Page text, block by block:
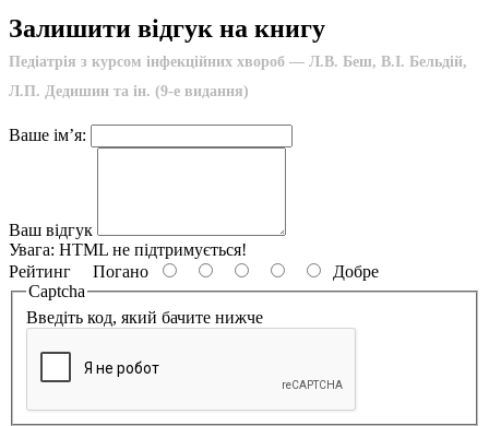
Залишити відгук на книгу
Педіатрія з курсом інфекційних хвороб — Л.В. Беш, В.I. Бельдій,
Л.П. Дедишин та ін. (9-е видання)
Ваше ім’я:
Ваш відгук
Увага: HTML не підтримується!
Рейтинг Погано
Добре
Captcha
Введіть код, який бачите нижче